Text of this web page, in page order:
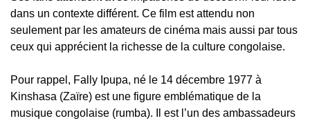
dans un contexte différent. Ce film est attendu non
seulement par les amateurs de cinéma mais aussi par tous
ceux qui apprécient la richesse de la culture congolaise.
Pour rappel, Fally Ipupa, né le 14 décembre 1977 à
Kinshasa (Zaïre) est une figure emblématique de la
musique congolaise (rumba). Il est l’un des ambassadeurs